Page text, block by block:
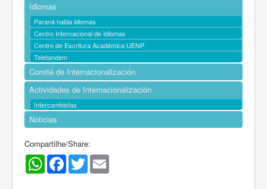
Idiomas
Paraná habla idiomas
Centro Internacional de Idiomas
Centro de Escritura Académica UENP
Teletandem
Comité de Internacionalización
Actividades de Internacionalización
Intercambistas
Noticias
Compartilhe/Share:
WhatsAppFacebookTwitter